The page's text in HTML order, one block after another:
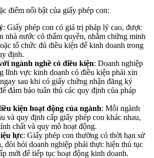
điểm nổi bật của giấy phép con:
: Giấy phép con có giá trị pháp lý cao, được
nhà nước có thẩm quyền, nhằm chứng minh
tổ chức đủ điều kiện để kinh doanh trong
định.
ngành nghề có điều kiện: Doanh nghiệp
lĩnh vực kinh doanh có điều kiện phải xin
sau khi có giấy chứng nhận đăng ký
đảm bảo tuân thủ các quy định của pháp
kiện hoạt động của ngành: Mỗi ngành
và quy định cấp giấy phép con khác nhau,
chất và quy mô hoạt động.
lực: Giấy phép con thường có thời hạn sử
đòi hỏi doanh nghiệp phải thực hiện thủ tục
mới để tiếp tục hoạt động kinh doanh.